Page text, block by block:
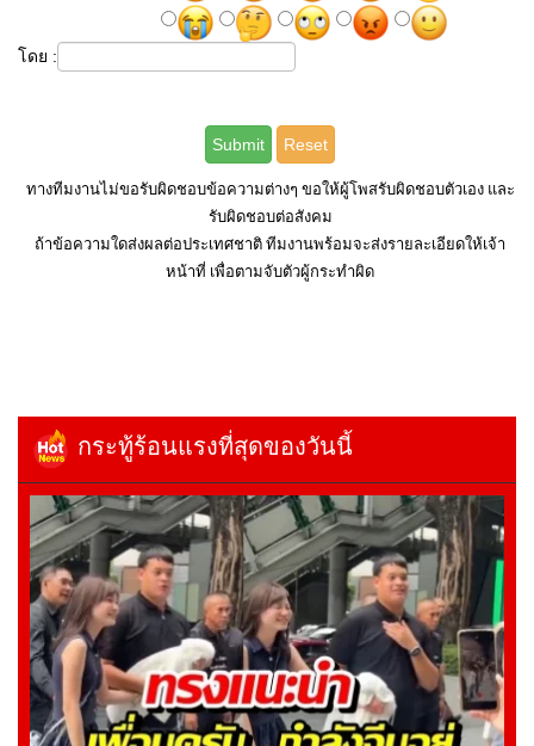
โดย :
ทางทีมงานไม่ขอรับผิดชอบข้อความต่างๆ ขอให้ผู้โพสรับผิดชอบตัวเอง และ
รับผิดชอบต่อสังคม
ถ้าข้อความใดส่งผลต่อประเทศชาติ ทีมงานพร้อมจะส่งรายละเอียดให้เจ้า
หน้าที่ เพื่อตามจับตัวผู้กระทำผิด
กระทู้ร้อนแรงที่สุดของวันนี้